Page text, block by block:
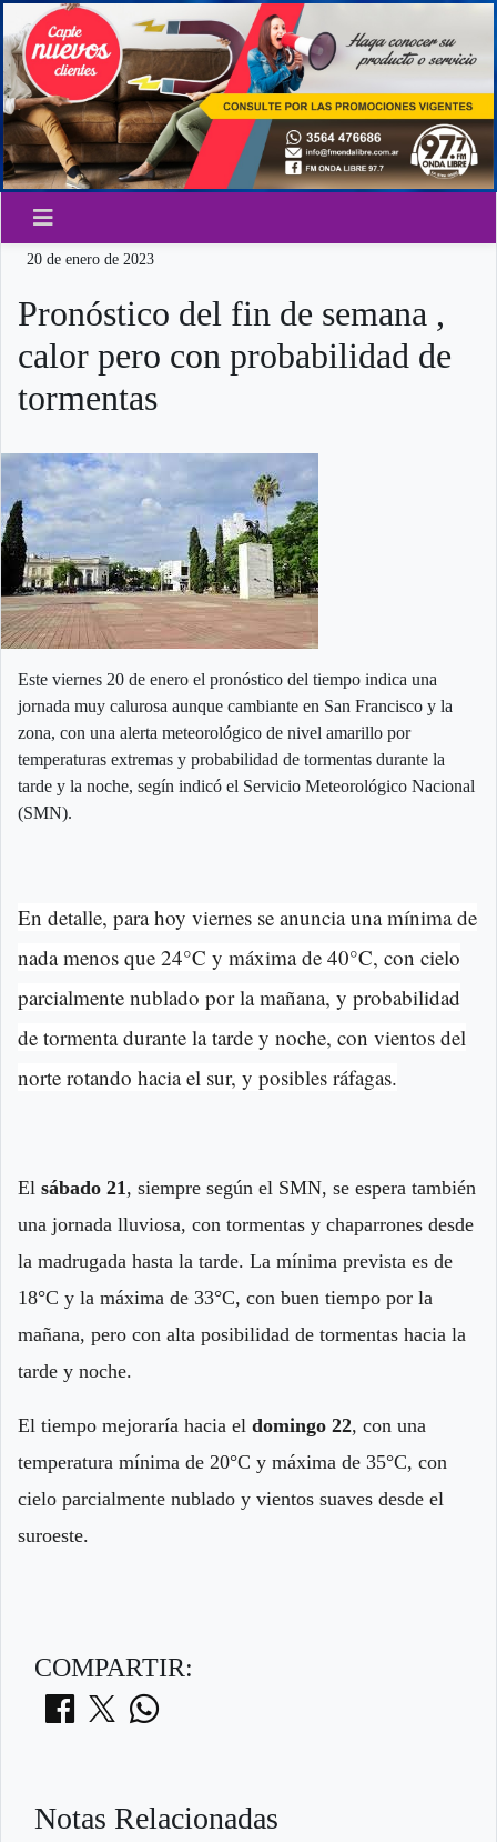
20 de enero de 2023
Pronóstico del fin de semana ,
calor pero con probabilidad de
tormentas
Este viernes 20 de enero el pronóstico del tiempo indica una
jornada muy calurosa aunque cambiante en San Francisco y la
zona, con una alerta meteorológico de nivel amarillo por
temperaturas extremas y probabilidad de tormentas durante la
tarde y la noche, segín indicó el Servicio Meteorológico Nacional
(SMN).
En detalle, para hoy viernes se anuncia una mínima de
nada menos que 24°C y máxima de 40°C, con cielo
parcialmente nublado por la mañana, y probabilidad
de tormenta durante la tarde y noche, con vientos del
norte rotando hacia el sur, y posibles ráfagas.
El sábado 21, siempre según el SMN, se espera también
una jornada lluviosa, con tormentas y chaparrones desde
la madrugada hasta la tarde. La mínima prevista es de
18°C y la máxima de 33°C, con buen tiempo por la
mañana, pero con alta posibilidad de tormentas hacia la
tarde y noche.
El tiempo mejoraría hacia el domingo 22, con una
temperatura mínima de 20°C y máxima de 35°C, con
cielo parcialmente nublado y vientos suaves desde el
suroeste.
COMPARTIR:
Notas Relacionadas